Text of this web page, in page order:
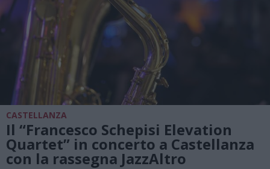
CASTELLANZA
Il “Francesco Schepisi Elevation
Quartet” in concerto a Castellanza
con la rassegna JazzAltro